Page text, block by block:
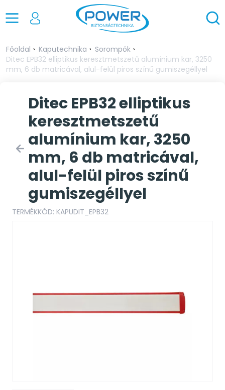
Főoldal Kaputechnika
Sorompók
Ditec EPB32 elliptikus keresztmetszetű alumínium kar, 3250
mm, 6 db matricával, alul-felül piros színű gumiszegéllyel
Ditec EPB32 elliptikus
keresztmetszetű
alumínium kar, 3250
mm, 6 db matricával,
alul-felül piros színű
gumiszegéllyel
TERMÉKKÓD: KAPUDIT_EPB32